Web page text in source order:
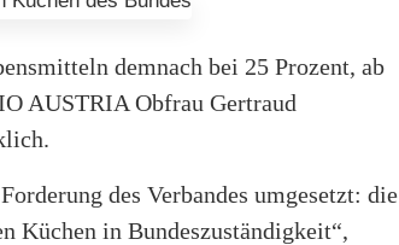
demnach bei 25 Prozent, ab
AUSTRIA Obfrau Gertraud
des Verbandes umgesetzt: die
in Bundeszuständigkeit“,